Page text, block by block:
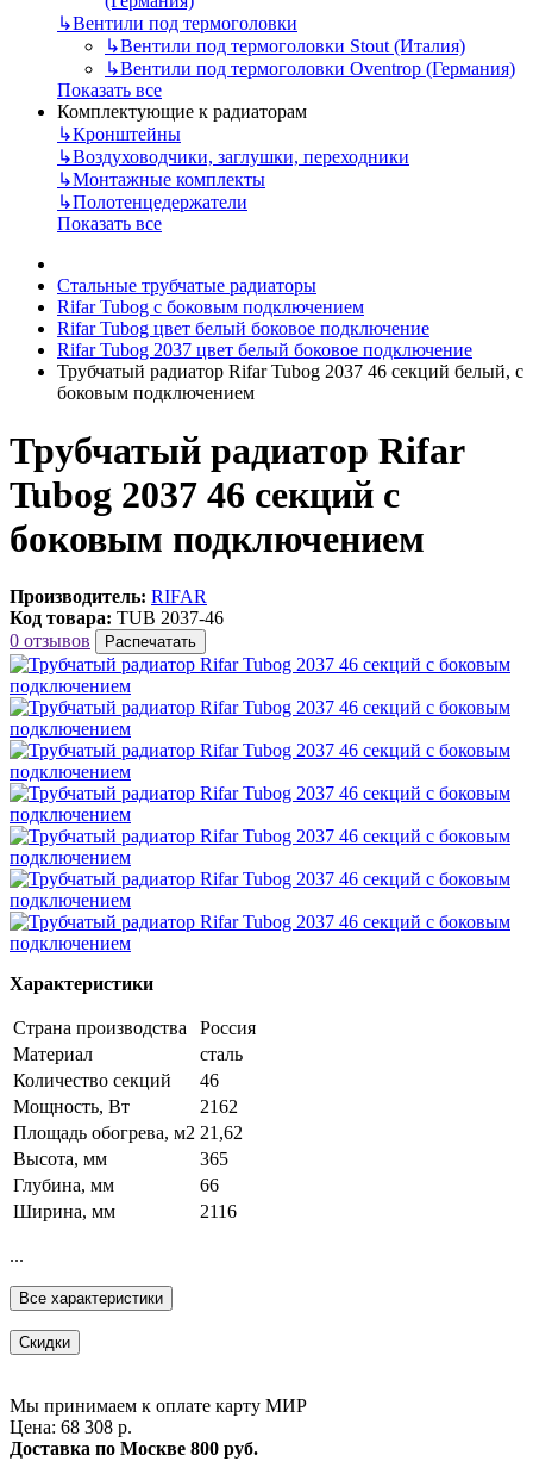
↳Вентили под термоголовки
↳Вентили под термоголовки Stout (Италия)
↳Вентили под термоголовки Oventrop (Германия)
Показать все
Комплектующие к радиаторам
↳Кронштейны
↳Воздуховодчики, заглушки, переходники
↳Монтажные комплекты
↳Полотенцедержатели
Показать все
Стальные трубчатые радиаторы
Rifar Tubog с боковым подключением
Rifar Tubog цвет белый боковое подключение
Rifar Tubog 2037 цвет белый боковое подключение
Трубчатый радиатор Rifar Tubog 2037 46 секций белый, с
боковым подключением
Трубчатый радиатор Rifar
Tubog 2037 46 секций с
боковым подключением
Производитель: RIFAR
Код товара: TUB 2037-46
0 отзывов
Распечатать
Характеристики
Страна производства
Россия
Материал
сталь
Количество секций
46
Мощность, Вт
2162
Площадь обогрева, м2 21,62
Высота, мм
365
Глубина, мм
66
Ширина, мм
2116
...
Все характеристики
Скидки
Мы принимаем к оплате карту МИР
Цена: 68 308 р.
Доставка по Москве 800 руб.